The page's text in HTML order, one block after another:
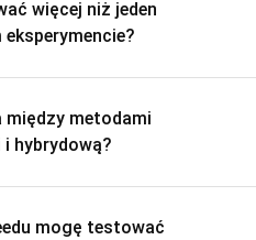
więcej niż jeden
metodami
hybrydową?
mogę testować